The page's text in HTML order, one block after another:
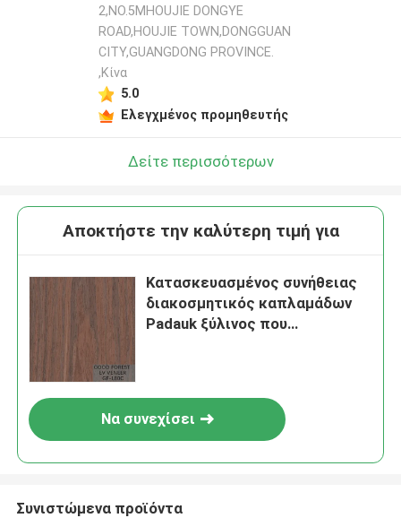
2,NO.5MHOUJIE DONGYE
ROAD,HOUJIE TOWN,DONGGUAN
CITY,GUANGDONG PROVINCE.
,Κίνα
5.0
Ελεγχμένος προμηθευτής
Δείτε περισσότερων
Αποκτήστε την καλύτερη τιμή για
Κατασκευασμένος συνήθειας
διακοσμητικός καπλαμάδων
Padauk ξύλινος που
Να συνεχίσει
Συνιστώμενα προϊόντα